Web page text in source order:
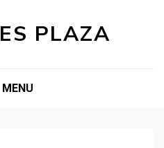
PLAZA
MENU